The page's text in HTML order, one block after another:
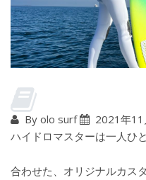
By olo surf
2021年11
ハイドロマスターは一人ひ
合わせた、オリジナルカス